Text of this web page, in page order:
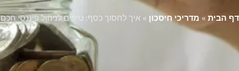
דף הבית » מדריכי חיסכון » איך לחסוך כסף: טיפים לניהול פיננסי חכם